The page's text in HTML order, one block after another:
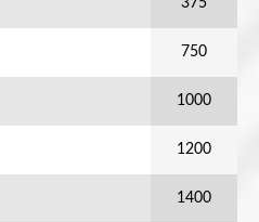
375
750
1000
1200
1400